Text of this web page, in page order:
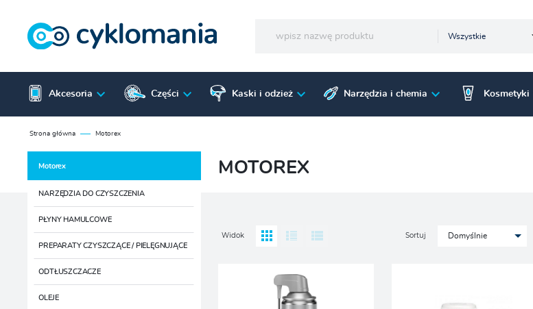
Wszystkie
Akcesoria Części Kaski i odzież Narzędzia i chemia Kosmetyki
Strona główna Motorex
Motorex
NARZĘDZIA DO CZYSZCZENIA
PŁYNY HAMULCOWE
PREPARATY CZYSZCZĄCE / PIELĘGNUJĄCE
ODTŁUSZCZACZE
OLEJE
MOTOREX
Widok Sortuj Domyślnie